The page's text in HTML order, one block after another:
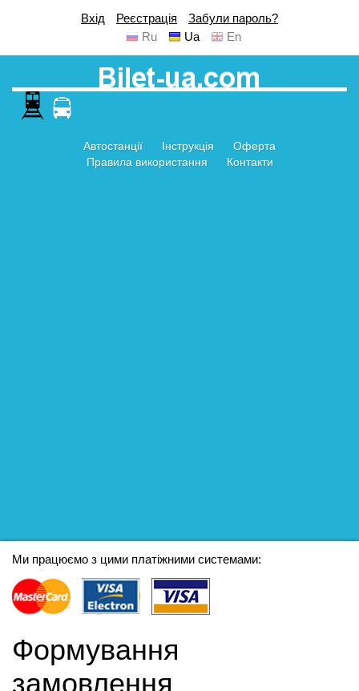
Вхід Реєстрація
Забули пароль?
Ru
Ua En
Автостанції Інструкція
Оферта
Правила використання
Контакти
Ми працюємо з цими платіжними системами:
Формування
замовлення